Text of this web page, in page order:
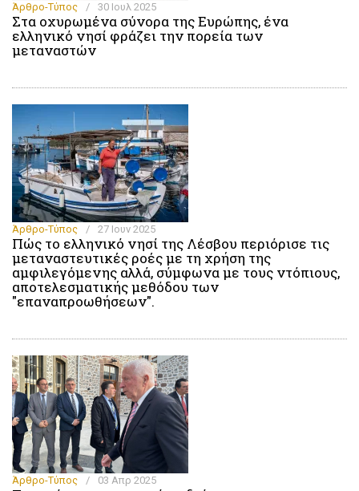
Άρθρο-Τύπος / 30 Ιουλ 2025
Στα οχυρωμένα σύνορα της Ευρώπης, ένα
ελληνικό νησί φράζει την πορεία των
μεταναστών
Άρθρο-Τύπος / 27 Ιουν 2025
Πώς το ελληνικό νησί της Λέσβου περιόρισε τις
μεταναστευτικές ροές με τη χρήση της
αμφιλεγόμενης αλλά, σύμφωνα με τους ντόπιους,
αποτελεσματικής μεθόδου των
"επαναπροωθήσεων".
Άρθρο-Τύπος / 03 Απρ 2025